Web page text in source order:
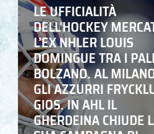
LE UFFICIALITÀ
DELL’HOCKEY
L’EX NHLER LOUIS
DOMINGUE TRA I
BOLZANO. AL
GLI AZZURRI
GIOS. IN AHL IL
GHERDEINA CHIUDE